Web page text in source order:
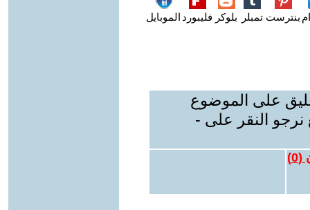
بنترست تمبلر بلوكر فليبورد الموبايل
على الموضوع
نرجو النقر على -
(
0
)